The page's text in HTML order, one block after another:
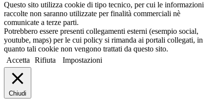
Questo sito utilizza cookie di tipo tecnico, per cui le informazioni
raccolte non saranno utilizzate per finalità commerciali nè
comunicate a terze parti.
Potrebbero essere presenti collegamenti esterni (esempio social,
youtube, maps) per le cui policy si rimanda ai portali collegati, in
quanto tali cookie non vengono trattati da questo sito.
Accetta
Rifiuta Impostazioni
Chiudi